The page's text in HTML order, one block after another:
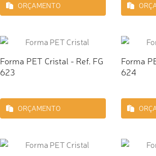
ORÇAMENTO
Forma PET Cristal - Ref. FG
623
ORÇAMENTO
Forma
624